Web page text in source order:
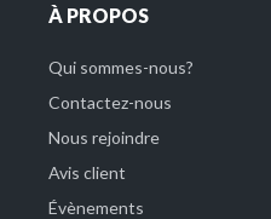
À PROPOS
Qui sommes-nous?
Contactez-nous
Nous rejoindre
Avis client
Évènements